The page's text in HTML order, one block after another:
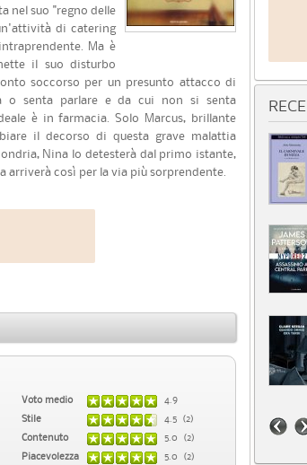
nel suo "regno delle
di catering
Ma è
il suo disturbo
soccorso per un presunto attacco di
o senta parlare e da cui non si senta
è in farmacia. Solo Marcus, brillante
il decorso di questa grave malattia
Nina lo detesterà dal primo istante,
arriverà così per la via più sorprendente.
Voto medio
4.9
Stile
4.5 (2)
Contenuto
5.0 (2)
Piacevolezza
5.0 (2)